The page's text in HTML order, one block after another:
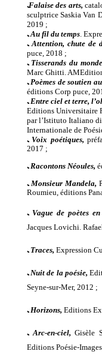
ﹳFalaise des arts,
sculptrice Saskia Van
2019 ;
ﹳ Au fil du temps.
ﹳ Attention, chute de
puce, 2018 ;
ﹳ Tisserands du
Marc Ghitti.
ﹳ Poèmes de soutien
éditions Corp puce,
ﹳ Entre ciel et terre,
Editions Universitaire
par l’Istituto Italiano
Internationale de
ﹳ Voix poétiques,
2017 ;
ﹳ Racontons Néoules,
ﹳ Monsieur Mandela,
Roumieu, éditions
ﹳ Vague de poètes
Jacques Lovichi.
ﹳ Traces, Expression
ﹳ Nuit de la poésie,
Seyne-sur-Mer, 2012 ;
ﹳ Horizons,Editions
ﹳ Arc-en-ciel,Gisèle
Editions Poésie-